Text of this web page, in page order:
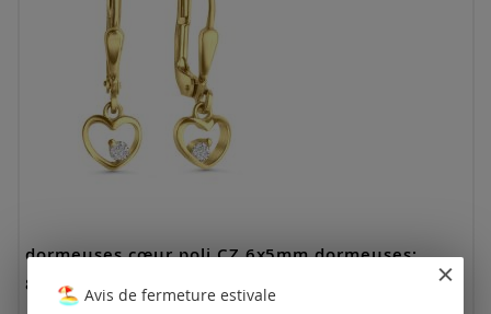
dormeuses cœur poli CZ 6x5mm dormeuses:
8x15mm / l'orAvis de fermeture estivale